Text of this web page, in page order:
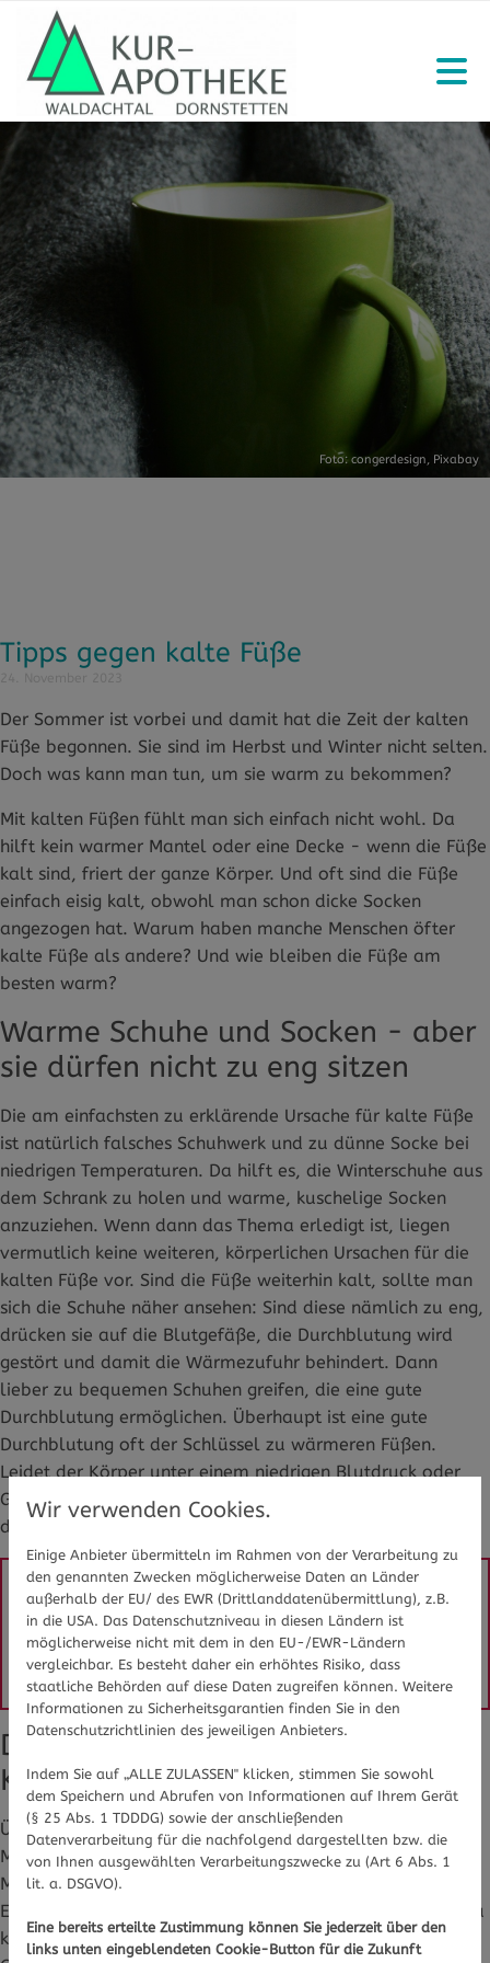
Foto: congerdesign, Pixabay
Tipps gegen kalte Füße
Der Sommer ist vorbei und damit hat die Zeit der kalten
Füße begonnen. Sie sind im Herbst und Winter nicht selten.
Doch was kann man tun, um sie warm zu bekommen?
Mit kalten Füßen fühlt man sich einfach nicht wohl. Da
hilft kein warmer Mantel oder eine Decke - wenn die Füße
kalt sind, friert der ganze Körper. Und oft sind die Füße
einfach eisig kalt, obwohl man schon dicke Socken
angezogen hat. Warum haben manche Menschen öfter
kalte Füße als andere? Und wie bleiben die Füße am
besten warm?
Warme Schuhe und Socken - aber
sie dürfen nicht zu eng sitzen
Die am einfachsten zu erklärende Ursache für kalte Füße
ist natürlich falsches Schuhwerk und zu dünne Socke bei
niedrigen Temperaturen. Da hilft es, die Winterschuhe aus
dem Schrank zu holen und warme, kuschelige Socken
anzuziehen. Wenn dann das Thema erledigt ist, liegen
vermutlich keine weiteren, körperlichen Ursachen für die
kalten Füße vor. Sind die Füße weiterhin kalt, sollte man
sich die Schuhe näher ansehen: Sind diese nämlich zu eng,
drücken sie auf die Blutgefäße, die Durchblutung wird
gestört und damit die Wärmezufuhr behindert. Dann
lieber zu bequemen Schuhen greifen, die eine gute
Durchblutung ermöglichen. Überhaupt ist eine gute
Durchblutung oft der Schlüssel zu wärmeren Füßen.
Leidet der Körper unter einem niedrigen Blutdruck oder
Gefäßverkalkungen, können auch die Füße nicht gut
durchblutet werden.
Sie haben Fragen zu kalten Füßen? Gesundheits-
Experten und -Expertinnen aus Ihrer Region beraten
Sie gerne. Hier gelangen Sie zur Expertensuche.
Die Muskelmasse, Rauchen oder
Krankheiten haben Einfluss
Übrigens leiden Frauen häufiger unter kalten Füßen als
Männer. Die Ursache dafür scheint die unterschiedliche
Muskelmasse zu sein. Diese erzeugt Energie, die zum
Erwärmen des Körpers notwendig ist. Ist es dem Körper zu
kalt, möchte er automatisch zuerst die lebenswichtigen
Wir verwenden Cookies.
Einige Anbieter übermitteln im Rahmen von der Verarbeitung zu
den genannten Zwecken möglicherweise Daten an Länder
außerhalb der EU/ des EWR (Drittlanddatenübermittlung), z.B.
in die USA. Das Datenschutzniveau in diesen Ländern ist
möglicherweise nicht mit dem in den EU-/EWR-Ländern
vergleichbar. Es besteht daher ein erhöhtes Risiko, dass
staatliche Behörden auf diese Daten zugreifen können. Weitere
Informationen zu Sicherheitsgarantien finden Sie in den
Datenschutzrichtlinien des jeweiligen Anbieters.
Indem Sie auf „ALLE ZULASSEN" klicken, stimmen Sie sowohl
dem Speichern und Abrufen von Informationen auf Ihrem Gerät
(§ 25 Abs. 1 TDDDG) sowie der anschließenden
Datenverarbeitung für die nachfolgend dargestellten bzw. die
von Ihnen ausgewählten Verarbeitungszwecke zu (Art 6 Abs. 1
lit. a. DSGVO).
Eine bereits erteilte Zustimmung können Sie jederzeit über den
links unten eingeblendeten Cookie-Button für die Zukunft